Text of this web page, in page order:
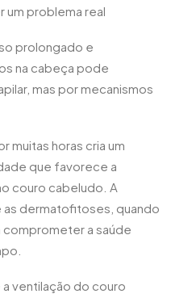
um problema real
prolongado e
na cabeça pode
mas por mecanismos
muitas horas cria um
que favorece a
couro cabeludo. A
as dermatofitoses, quando
a saúde
ventilação do couro